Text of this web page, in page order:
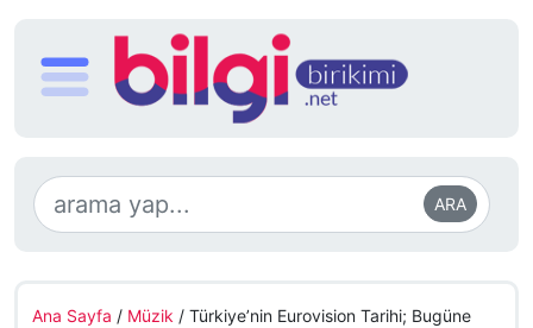
ARA
Ana Sayfa / Müzik / Türkiye’nin Eurovision Tarihi; Bugüne